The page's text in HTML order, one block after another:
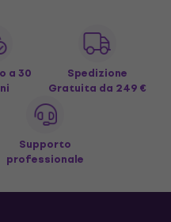
a 30
Spedizione
Gratuita da 249 €
Supporto
professionale